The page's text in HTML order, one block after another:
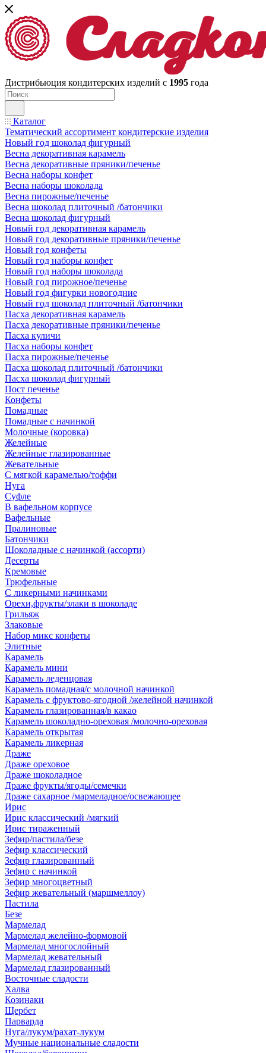
Дистрибьюция кондитерских изделий с 1995 года
Каталог
Тематический ассортимент кондитерские изделия
Новый год шоколад фигурный
Весна декоративная карамель
Весна декоративные пряники/печенье
Весна наборы конфет
Весна наборы шоколада
Весна пирожные/печенье
Весна шоколад плиточный /батончики
Весна шоколад фигурный
Новый год декоративная карамель
Новый год декоративные пряники/печенье
Новый год конфеты
Новый год наборы конфет
Новый год наборы шоколада
Новый год пирожное/печенье
Новый год фигурки новогодние
Новый год шоколад плиточный /батончики
Пасха декоративная карамель
Пасха декоративные пряники/печенье
Пасха куличи
Пасха наборы конфет
Пасха пирожные/печенье
Пасха шоколад плиточный /батончики
Пасха шоколад фигурный
Пост печенье
Конфеты
Помадные
Помадные с начинкой
Молочные (коровка)
Желейные
Желейные глазированные
Жевательные
С мягкой карамелью/тоффи
Нуга
Суфле
В вафельном корпусе
Вафельные
Пралиновые
Батончики
Шоколадные с начинкой (ассорти)
Десерты
Кремовые
Трюфельные
С ликерными начинками
Орехи,фрукты/злаки в шоколаде
Грильяж
Злаковые
Набор микс конфеты
Элитные
Карамель
Карамель мини
Карамель леденцовая
Карамель помадная/с молочной начинкой
Карамель с фруктово-ягодной /желейной начинкой
Карамель глазированная/в какао
Карамель шоколадно-ореховая /молочно-ореховая
Карамель открытая
Карамель ликерная
Драже
Драже ореховое
Драже шоколадное
Драже фрукты/ягоды/семечки
Драже сахарное /мармеладное/освежающее
Ирис
Ирис классический /мягкий
Ирис тираженный
Зефир/пастила/безе
Зефир классический
Зефир глазированный
Зефир с начинкой
Зефир многоцветный
Зефир жевательный (маршмеллоу)
Пастила
Безе
Мармелад
Мармелад желейно-формовой
Мармелад многослойный
Мармелад жевательный
Мармелад глазированный
Восточные сладости
Халва
Козинаки
Щербет
Парварда
Нуга/лукум/рахат-лукум
Мучные национальные сладости